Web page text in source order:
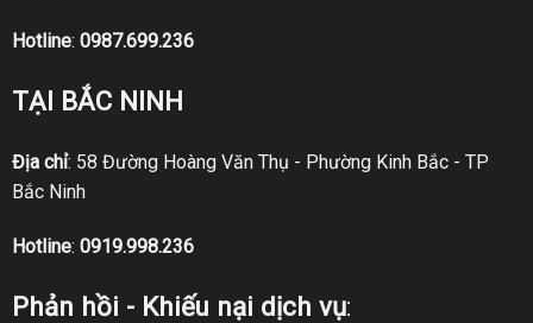
Hotline: 0987.699.236
TẠI BẮC NINH
Địa chỉ: 58 Đường Hoàng Văn Thụ - Phường Kinh Bắc - TP
Bắc Ninh
Hotline: 0919.998.236
Phản hồi - Khiếu nại dịch vụ: